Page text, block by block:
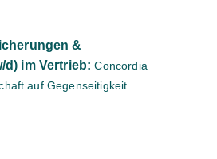
&
d) im Vertrieb: Concordia
auf Gegenseitigkeit